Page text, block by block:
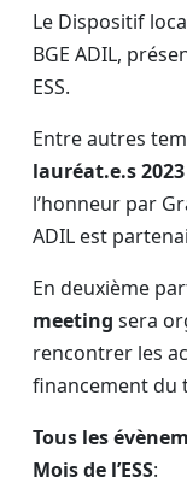
Le Dispositif
BGE ADIL,
ESS.
Entre autres
lauréat.e.s 2023
l’honneur par
ADIL est
En deuxième
meeting sera
rencontrer les
financement du
Tous les
Mois de l’ESS: